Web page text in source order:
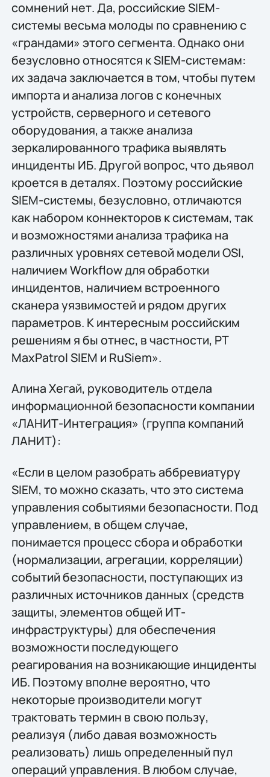
сомнений нет. Да, российские SIEM-
системы весьма молоды по сравнению с
«грандами» этого сегмента. Однако они
безусловно относятся к SIEM-системам:
их задача заключается в том, чтобы путем
импорта и анализа логов с конечных
устройств, серверного и сетевого
оборудования, а также анализа
зеркалированного трафика выявлять
инциденты ИБ. Другой вопрос, что дьявол
кроется в деталях. Поэтому российские
SIEM-системы, безусловно, отличаются
как набором коннекторов к системам, так
и возможностями анализа трафика на
различных уровнях сетевой модели OSI,
наличием Workflow для обработки
инцидентов, наличием встроенного
сканера уязвимостей и рядом других
параметров. К интересным российским
решениям я бы отнес, в частности, PT
MaxPatrol SIEM и RuSiem».
Алина Хегай, руководитель отдела
информационной безопасности компании
«ЛАНИТ-Интеграция» (группа компаний
ЛАНИТ):
«Если в целом разобрать аббревиатуру
SIEM, то можно сказать, что это система
управления событиями безопасности. Под
управлением, в общем случае,
понимается процесс сбора и обработки
(нормализации, агрегации, корреляции)
событий безопасности, поступающих из
различных источников данных (средств
защиты, элементов общей ИТ-
инфраструктуры) для обеспечения
возможности последующего
реагирования на возникающие инциденты
ИБ. Поэтому вполне вероятно, что
некоторые производители могут
трактовать термин в свою пользу,
реализуя (либо давая возможность
реализовать) лишь определенный пул
операций управления. В любом случае,